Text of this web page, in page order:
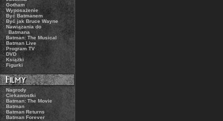
.: Gotham
.:Wyposażenie
.: Być Batmanem
.: Być jak Bruce Wayne
.: Nawiązania do
Batmana
.:Batman: The Musical
.: Batman Live
.: Program TV
.: DVD
.:Książki
.: Figurki
.: Nagrody
.: Ciekawostki
.: Batman: The Movie
.:Batman
.: Batman Returns
.: Batman Forever